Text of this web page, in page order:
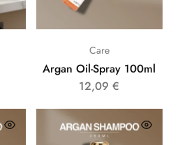
Care
Argan Oil-Spray 100ml
12,09€